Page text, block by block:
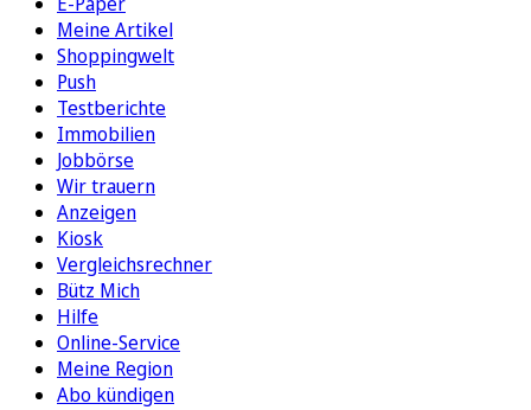
Meine Artikel
Shoppingwelt
Push
Testberichte
Immobilien
Jobbörse
Wir trauern
Anzeigen
Kiosk
Vergleichsrechner
Bütz Mich
Hilfe
Online-Service
Meine Region
Abo kündigen